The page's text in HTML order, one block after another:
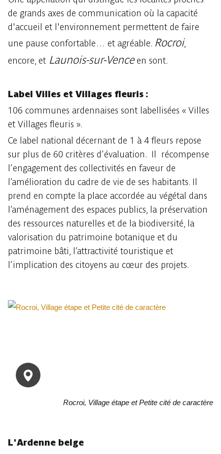
de grands axes de communication où la capacité
d'accueil et l'environnement permettent de faire
une pause confortable… et agréable. Rocroi,
encore, et Launois-sur-Venceen sont.
Label Villes et Villages fleuris :
106 communes ardennaises sont labellisées « Villes
et Villages fleuris ».
Ce label national décernant de 1 à 4 fleurs repose
sur plus de 60 critères d’évaluation. Il récompense
l’engagement des collectivités en faveur de
l’amélioration du cadre de vie de ses habitants. Il
prend en compte la place accordée au végétal dans
l’aménagement des espaces publics, la préservation
des ressources naturelles et de la biodiversité, la
valorisation du patrimoine botanique et du
patrimoine bâti, l’attractivité touristique et
l’implication des citoyens au cœur des projets.
Rocroi, Village étape et Petite cité de caractère
L'Ardenne belge